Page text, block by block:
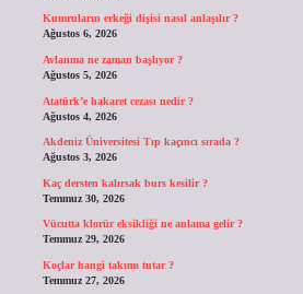
Kumruların erkeği dişisi nasıl anlaşılır ?
Ağustos 6, 2026
Avlanma ne zaman başlıyor ?
Ağustos 5, 2026
Atatürk’e hakaret cezası nedir ?
Ağustos 4, 2026
Akdeniz Üniversitesi Tıp kaçıncı sırada ?
Ağustos 3, 2026
Kaç dersten kalırsak burs kesilir ?
Temmuz 30, 2026
Vücutta klorür eksikliği ne anlama gelir ?
Temmuz 29, 2026
Koçlar hangi takımı tutar ?
Temmuz 27, 2026